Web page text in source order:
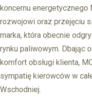
koncernu energetycznego
rozwojowi oraz przejęciu
marka, która obecnie
rynku paliwowym. Dbając
komfort obsługi klienta,
sympatię kierowców w
Wschodniej.